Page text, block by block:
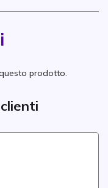
prodotto.